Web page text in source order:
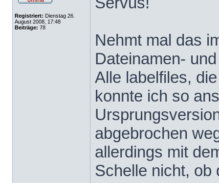
Registriert: Dienstag 26.
August 2008, 17:48
Beiträge: 78
Nehmt mal das
Dateinamen-
Alle labelfiles,
konnte ich so
abgebrochen
allerdings mit
Schelle nicht, ob